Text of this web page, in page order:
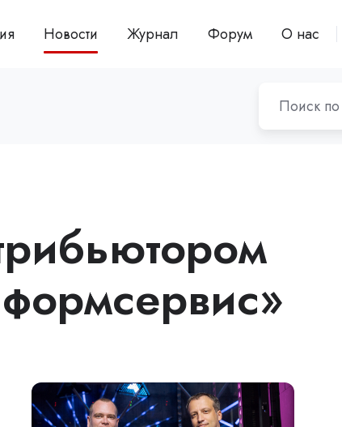
Новости Журнал Форум О нас